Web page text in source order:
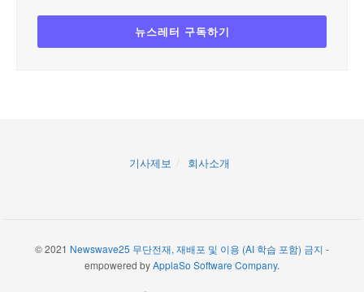
기사제보 회사소개
© 2021 Newswave25 무단전재, 재배포 및 이용 (AI 학습 포함) 금지 -
empowered byApplaSo Software Company.